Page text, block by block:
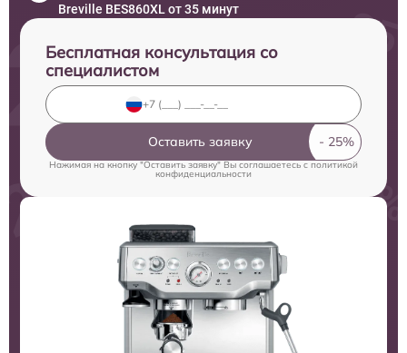
Breville BES860XL от 35 минут
Бесплатная консультация со
специалистом
Оставить заявку
Нажимая на кнопку "Оставить заявку" Вы соглашаетесь cполитикой
конфиденциальности